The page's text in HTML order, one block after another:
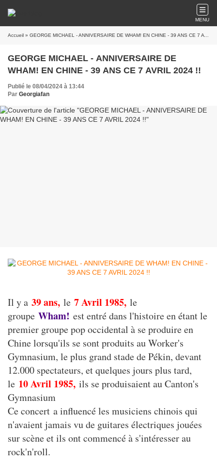
MENU
Accueil » GEORGE MICHAEL - ANNIVERSAIRE DE WHAM! EN CHINE - 39 ANS CE 7 AVRIL 2024 !!
GEORGE MICHAEL - ANNIVERSAIRE DE
WHAM! EN CHINE - 39 ANS CE 7 AVRIL 2024 !!
Publié le 08/04/2024 à 13:44
Par Georgiafan
Il y a 39 ans, le 7 Avril 1985, le
groupe Wham! est entré dans l'histoire en étant le
premier groupe pop occidental à se produire en
Chine lorsqu'ils se sont produits au Worker's
Gymnasium, le plus grand stade de Pékin, devant
12.000 spectateurs, et quelques jours plus tard,
le 10 Avril 1985, ils se produisaient au Canton's
Gymnasium
Ce concert a influencé les musiciens chinois qui
n'avaient jamais vu de guitares électriques jouées
sur scène et ils ont commencé à s'intéresser au
rock'n'roll.